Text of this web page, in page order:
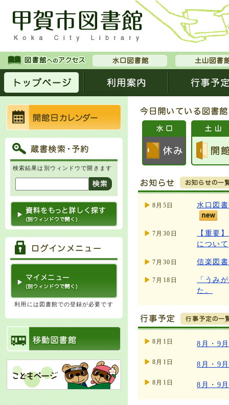
検索結果は別ウィンドウで開きます
利用には図書館での登録が必要です
8月5日 水口図
7月30日
【重要
について
7月30日 信楽図
7月18日
「うみ
た。
8月1日 8月・9
8月1日 8月・9
8月1日 8月・9